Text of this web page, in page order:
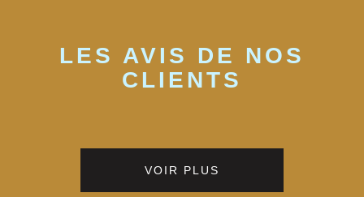
LES AVIS DE NOS
CLIENTS
VOIR PLUS